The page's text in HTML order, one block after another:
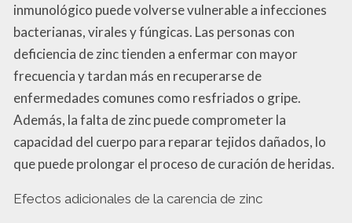
inmunológico puede volverse vulnerable a infecciones
bacterianas, virales y fúngicas. Las personas con
deficiencia de zinc tienden a enfermar con mayor
frecuencia y tardan más en recuperarse de
enfermedades comunes como resfriados o gripe.
Además, la falta de zinc puede comprometer la
capacidad del cuerpo para reparar tejidos dañados, lo
que puede prolongar el proceso de curación de heridas.
Efectos adicionales de la carencia de zinc